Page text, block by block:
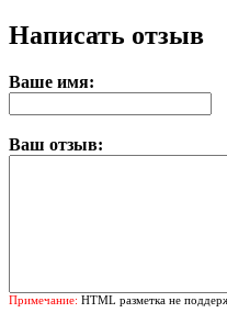
Написать отзыв
Ваше имя:
Ваш отзыв:
Примечание: HTML разметка не